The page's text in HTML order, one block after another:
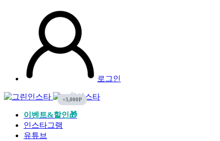
로그인
이벤트&할인🎁
인스타그램
유튜브